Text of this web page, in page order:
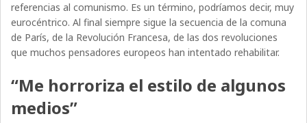
referencias al comunismo. Es un término, podríamos decir, muy
eurocéntrico. Al final siempre sigue la secuencia de la comuna
de París, de la Revolución Francesa, de las dos revoluciones
que muchos pensadores europeos han intentado rehabilitar.
“Me horroriza el estilo de algunos
medios”